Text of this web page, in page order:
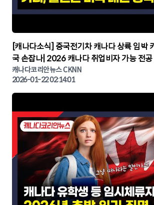
▶
[캐나다소식] 중국전기차 캐나다 상륙 임박
국 손잡나| 2026 캐나다 취업비자 가능 전
나다뉴스 | CKNNEWS, 캐나다코리안뉴스
캐나다코리안뉴스 CKNN
2026-01-22 02:14:01